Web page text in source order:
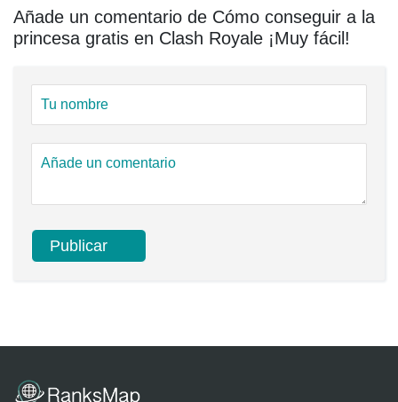
Añade un comentario de Cómo conseguir a la
princesa gratis en Clash Royale ¡Muy fácil!